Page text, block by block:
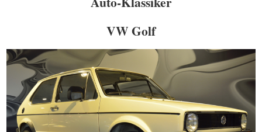
VW Golf